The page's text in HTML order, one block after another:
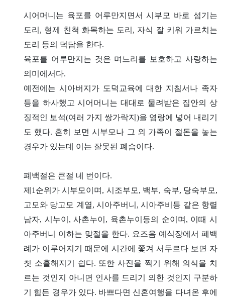
시어머니는 육포를 어루만지면서 시부모 바로 섬기는
도리, 형제 친척 화목하는 도리, 자식 잘 키워 가르치는
도리 등의 덕담을 한다.
육포를 어루만지는 것은 며느리를 보호하고 사랑하는
의미에서다.
예전에는 시아버지가 도덕교육에 대한 지침서나 족자
등을 하사했고 시어머니는 대대로 물려받은 집안의 상
징적인 보석(여러 가지 쌍가락지)을 염랑에 넣어 내리기
도 했다. 흔히 보면 시부모나 그 외 가족이 절돈을 놓는
경우가 있는데 이는 잘못된 폐습이다.
폐백절은 큰절 네 번이다.
제1순위가 시부모이며, 시조부모, 백부, 숙부, 당숙부모,
고모와 당고모 계열, 시아주버니, 시아주비등 같은 항렬
남자, 시누이, 사촌누이, 육촌누이등의 순이며, 이때 시
아주버니 이하는 맞절을 한다. 요즈음 예식장에서 폐백
례가 이루어지기 때문에 시간에 쫓겨 서두르다 보면 자
칫 소흘해지기 쉽다. 또한 사진을 찍기 위해 의식을 치
르는 것인지 아니면 인사를 드리기 의한 것인지 구분하
기 힘든 경우가 있다. 바쁘다면 신혼여행을 다녀온 후에